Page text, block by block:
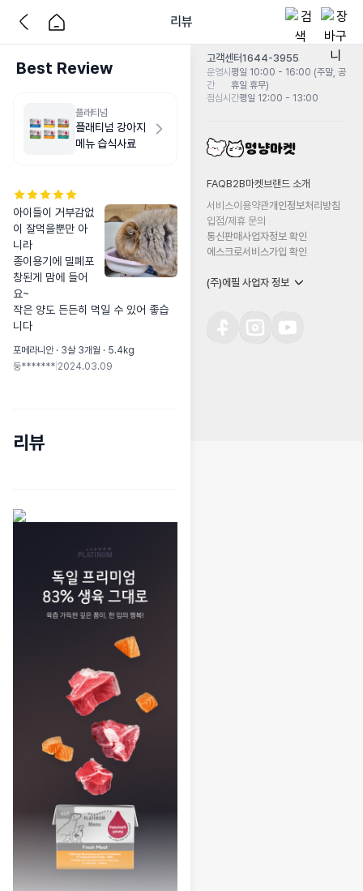
리뷰
Best Review
플래티넘
플래티넘 강아지
메뉴 습식사료
아이들이 거부감없
이 잘먹을뿐만 아
니라
종이용기에 밀폐포
창된게 맘에 들어
요~
작은 양도 든든히 먹일 수 있어 좋습
니다
포메라니안 · 3살 3개월 · 5.4kg
둥******* 2024.03.09
리뷰
고객센터1644-3955
운영시
간
평일 10:00 - 16:00 (주말, 공
휴일 휴무)
점심시간평일 12:00 - 13:00
FAQB2B마켓 브랜드 소개
서비스이용약관개인정보처리방침
입점/제휴 문의
통신판매사업자정보 확인
에스크로서비스가입 확인
(주)에필 사업자 정보